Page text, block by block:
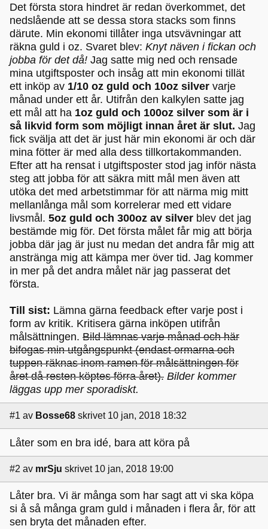
Det första stora hindret är redan överkommet, det
nedslående att se dessa stora stacks som finns
därute. Min ekonomi tillåter inga utsvävningar att
räkna guld i oz. Svaret blev: Knyt näven i fickan och
jobba för det då! Jag satte mig ned och rensade
mina utgiftsposter och insåg att min ekonomi tillät
ett inköp av 1/10 oz guld och 10oz silver varje
månad under ett år. Utifrån den kalkylen satte jag
ett mål att ha 1oz guld och 100oz silver som är i
så likvid form som möjligt innan året är slut. Jag
fick svälja att det är just här min ekonomi är och där
mina fötter är med alla dess tillkortakommanden.
Efter att ha rensat i utgiftsposter stod jag inför nästa
steg att jobba för att säkra mitt mål men även att
utöka det med arbetstimmar för att närma mig mitt
mellanlånga mål som korrelerar med ett vidare
livsmål. 5oz guld och 300oz av silver blev det jag
bestämde mig för. Det första målet får mig att börja
jobba där jag är just nu medan det andra får mig att
anstränga mig att kämpa mer över tid. Jag kommer
in mer på det andra målet när jag passerat det
första.
Till sist: Lämna gärna feedback efter varje post i
form av kritik. Kritisera gärna inköpen utifrån
målsättningen. Bild lämnas varje månad och här
bifogas min utgångspunkt (endast ormarna och
tuppen räknas inom ramen för målsättningen för
året då resten köptes förra året). Bilder kommer
läggas upp mer sporadiskt.
#1 av Bosse68 skrivet 10 jan, 2018 18:32
Låter som en bra idé, bara att köra på
#2 av mrSju skrivet 10 jan, 2018 19:00
Låter bra. Vi är många som har sagt att vi ska köpa
si å så många gram guld i månaden i flera år, för att
sen bryta det månaden efter.